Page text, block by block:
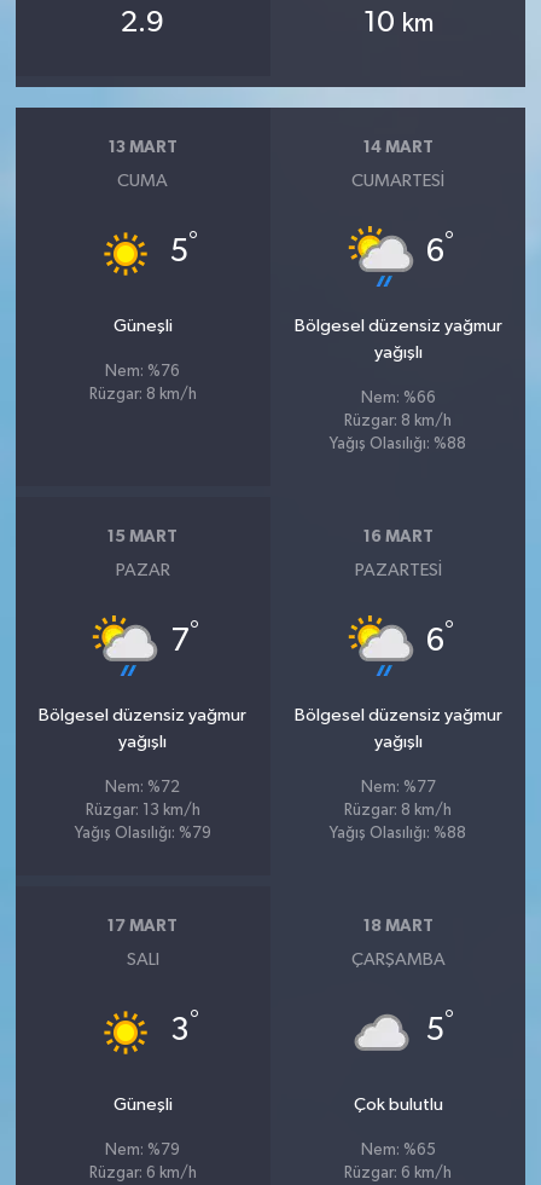
2.9 10 km
13 MART
CUMA
5°
Güneşli
Nem: %76
Rüzgar: 8 km/h
14 MART
CUMARTESI
6°
Bölgesel düzensiz yağmur
yağışlı
Nem: %66
Rüzgar: 8 km/h
Yağış Olasılığı: %88
15 MART
PAZAR
7°
Bölgesel düzensiz yağmur
yağışlı
Nem: %72
Rüzgar: 13 km/h
Yağış Olasılığı: %79
16 MART
PAZARTESI
6°
Bölgesel düzensiz yağmur
yağışlı
Nem: %77
Rüzgar: 8 km/h
Yağış Olasılığı: %88
17 MART
SALI
3°
Güneşli
Nem: %79
Rüzgar: 6 km/h
18 MART
ÇARŞAMBA
5°
Çok bulutlu
Nem: %65
Rüzgar: 6 km/h